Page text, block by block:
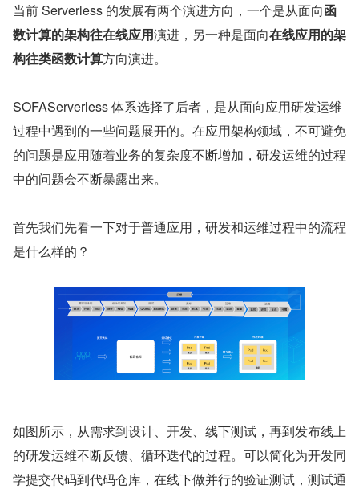
当前 Serverless 的发展有两个演进方向，一个是从面向函
数计算的架构往在线应用演进，另一种是面向在线应用的架
构往类函数计算方向演进。
SOFAServerless 体系选择了后者，是从面向应用研发运维
过程中遇到的一些问题展开的。在应用架构领域，不可避免
的问题是应用随着业务的复杂度不断增加，研发运维的过程
中的问题会不断暴露出来。
首先我们先看一下对于普通应用，研发和运维过程中的流程
是什么样的？
如图所示，从需求到设计、开发、线下测试，再到发布线上
的研发运维不断反馈、循环迭代的过程。可以简化为开发同
学提交代码到代码仓库，在线下做并行的验证测试，测试通